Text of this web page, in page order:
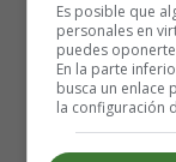
Han
Con su
El
Es posible que
personales en
puedes
En la parte
busca un enlace
la configuración